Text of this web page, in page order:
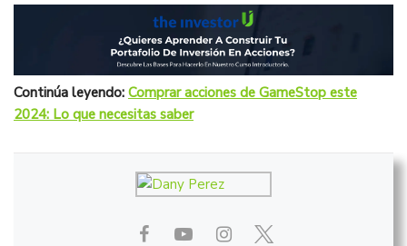
Continúa leyendo: Comprar acciones de GameStop este
2024: Lo que necesitas saber